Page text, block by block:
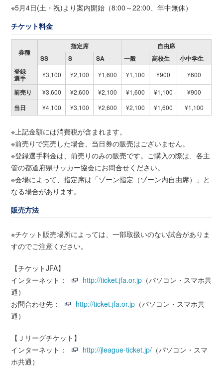
※5月4日(土・祝)より案内開始（8:00～22:00、年中無休）
チケット料金
券種
指定席
自由席
SS
S SA 一般 高校生
小中学生
登録
選手 ¥3,100 ¥2,100 ¥1,600 ¥1,100 ¥900 ¥600
前売り ¥3,600 ¥2,600 ¥2,100 ¥1,600 ¥1,100 ¥900
当日 ¥4,100 ¥3,100 ¥2,600 ¥2,100 ¥1,600 ¥1,100
※上記金額には消費税が含まれます。
※前売りで完売した場合、当日券の販売はございません。
※登録選手料金は、前売りのみの販売です。ご購入の際は、各主
管の都道府県サッカー協会にお問合せください。
※会場によって、指定席は「ゾーン指定（ゾーン内自由席）」と
なる場合があります。
販売方法
※チケット販売場所によっては、一部取扱いのない試合がありま
すのでご注意ください。
【チケットJFA】
インターネット：
http://ticket.jfa.or.jp （パソコン・スマホ共
通）
お問合わせ先：
http://ticket.jfa.or.jp （パソコン・スマホ共
通）
【Ｊリーグチケット】
インターネット：
http://jleague-ticket.jp/ （パソコン・スマ
ホ共通）